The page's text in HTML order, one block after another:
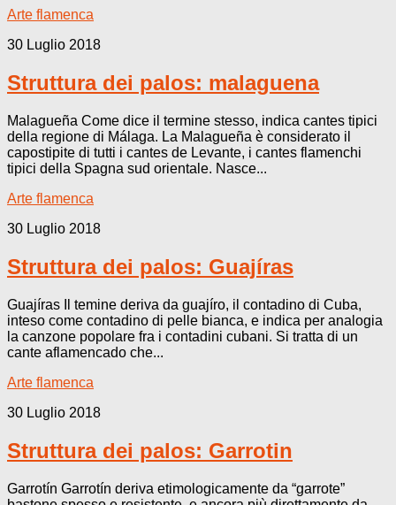
Arte flamenca
30 Luglio 2018
Struttura dei palos: malaguena
Malagueña Come dice il termine stesso, indica cantes tipici
della regione di Málaga. La Malagueña è considerato il
capostipite di tutti i cantes de Levante, i cantes flamenchi
tipici della Spagna sud orientale. Nasce...
Arte flamenca
30 Luglio 2018
Struttura dei palos: Guajíras
Guajíras Il temine deriva da guajíro, il contadino di Cuba,
inteso come contadino di pelle bianca, e indica per analogia
la canzone popolare fra i contadini cubani. Si tratta di un
cante aflamencado che...
Arte flamenca
30 Luglio 2018
Struttura dei palos: Garrotin
Garrotín Garrotín deriva etimologicamente da “garrote”